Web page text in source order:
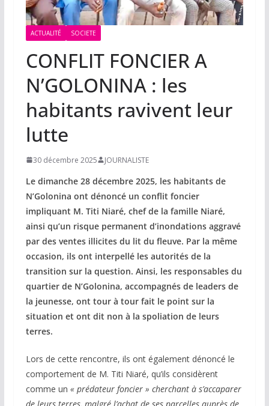
ACTUALITÉ SOCIETE
CONFLIT FONCIER A
N’GOLONINA : les
habitants ravivent leur
lutte
30 décembre 2025 JOURNALISTE
Le dimanche 28 décembre 2025, les habitants de
N’Golonina ont dénoncé un conflit foncier
impliquant M. Titi Niaré, chef de la famille Niaré,
ainsi qu’un risque permanent d’inondations aggravé
par des ventes illicites du lit du fleuve. Par la même
occasion, ils ont interpellé les autorités de la
transition sur la question. Ainsi, les responsables du
quartier de N’Golonina, accompagnés de leaders de
la jeunesse, ont tour à tour fait le point sur la
situation et ont dit non à la spoliation de leurs
terres.
Lors de cette rencontre, ils ont également dénoncé le
comportement de M. Titi Niaré, qu’ils considèrent
comme un « prédateur foncier » cherchant à s’accaparer
de leurs terres, malgré l’achat de ses parcelles auprès de